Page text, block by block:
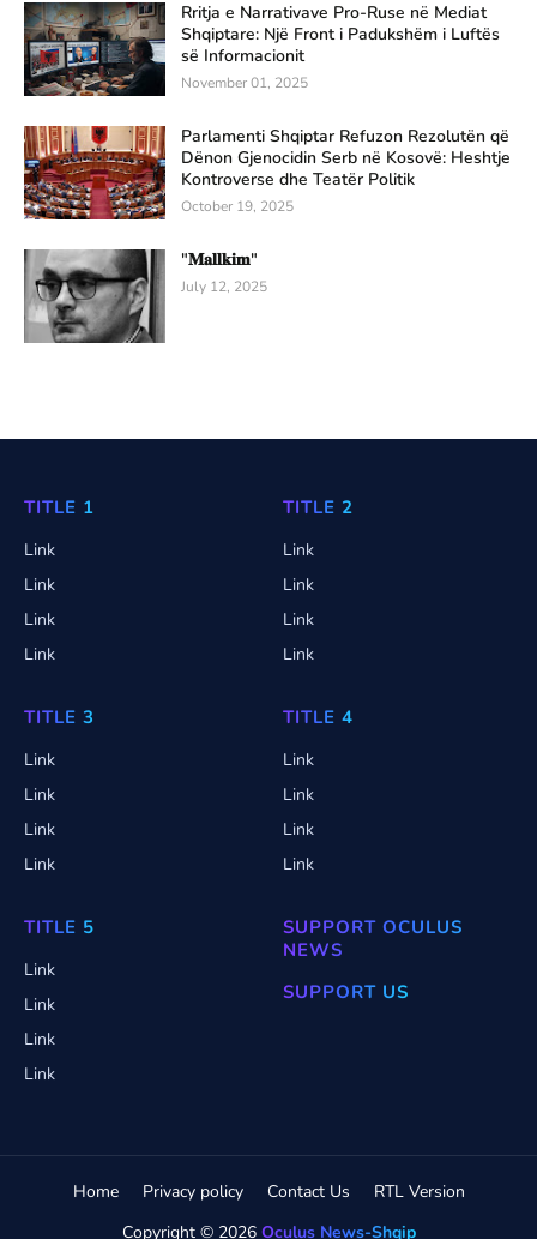
Rritja e Narrativave Pro-Ruse në Mediat
Shqiptare: Një Front i Padukshëm i Luftës
së Informacionit
November 01, 2025
Parlamenti Shqiptar Refuzon Rezolutën që
Dënon Gjenocidin Serb në Kosovë: Heshtje
Kontroverse dhe Teatër Politik
October 19, 2025
"𝐌𝐚𝐥𝐥𝐤𝐢𝐦"
July 12, 2025
TITLE 1
Link
Link
Link
Link
TITLE 2
Link
Link
Link
Link
TITLE 3
Link
Link
Link
Link
TITLE 4
Link
Link
Link
Link
TITLE 5
Link
Link
Link
Link
SUPPORT OCULUS
NEWS
SUPPORT US
Copyright © 2026 Oculus News-Shqip
Home Privacy policy Contact Us RTL Version